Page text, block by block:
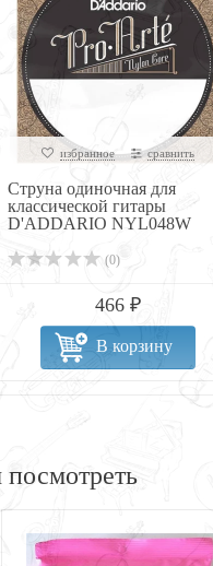
избранное сравнить
Струна одиночная для
классической гитары
D'ADDARIO NYL048W
(0)
466 ₽
В корзину